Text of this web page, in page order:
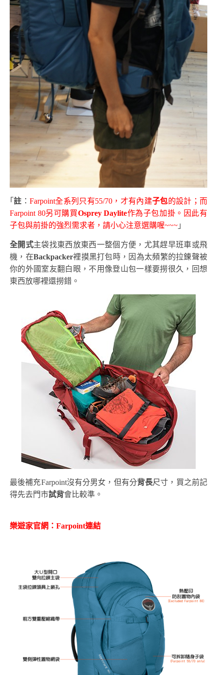
｢註 ：Farpoint全系列只有55/70，才有內建子包的設計；而
Farpoint 80另可購買Osprey Daylite作為子包加掛。因此有
子包與前掛的強烈需求者，請小心注意選購喔~~~ 」
全開式主袋找東西放東西一整個方便，尤其趕早班車或飛
機，在Backpacker裡摸黑打包時，因為太頻繁的拉錬聲被
你的外國室友翻白眼，不用像登山包一樣要撈很久，回想
東西放哪裡還撈錯。
最後補充Farpoint沒有分男女，但有分背長尺寸，買之前記
得先去門市試背會比較準。
樂遊家官網：Farpoint連結